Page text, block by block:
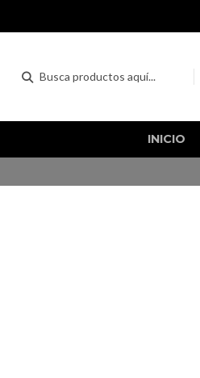
INICIO